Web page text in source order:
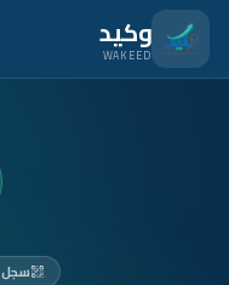
انتقل للمحتوى الرئيسي
وكيد
WAKEED
سجل